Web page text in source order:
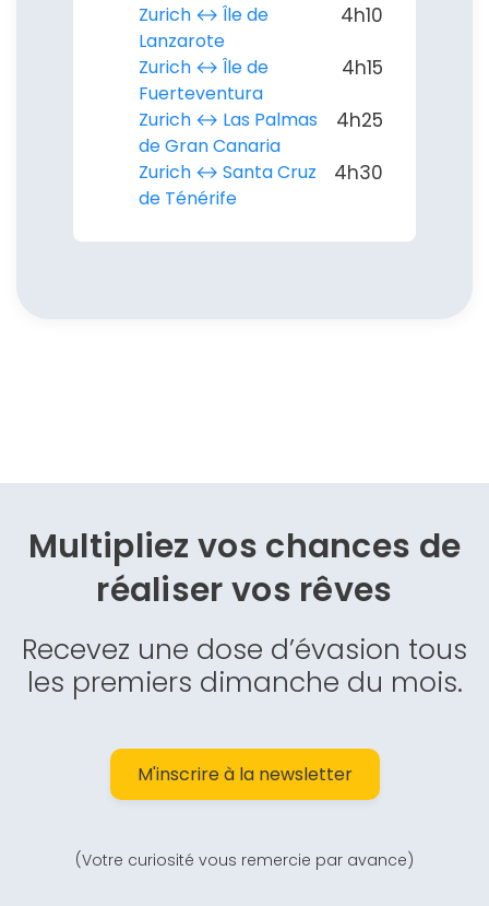
Zurich ↔︎ Île de
Lanzarote
4h10
Zurich ↔︎ Île de
Fuerteventura
4h15
Zurich ↔︎ Las Palmas
de Gran Canaria
4h25
Zurich ↔︎ Santa Cruz
de Ténérife
4h30
Multipliez vos chances de
réaliser vos rêves
Recevez une dose d’évasion tous
les premiers dimanche du mois.
M'inscrire à la newsletter
(Votre curiosité vous remercie par avance)